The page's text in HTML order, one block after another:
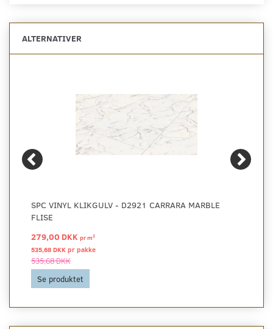
ALTERNATIVER
SPC VINYL KLIKGULV - D2921 CARRARA MARBLE
FLISE
279,00 DKK prm2
535,68 DKK pr pakke
535,68 DKK
Se produktet